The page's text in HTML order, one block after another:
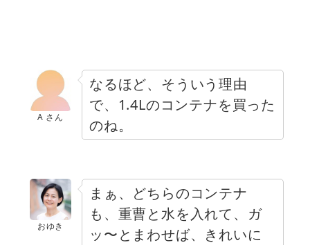
A さん
なるほど、そういう理由
で、1.4Lのコンテナを買った
のね。
おゆき
まぁ、どちらのコンテナ
も、重曹と水を入れて、ガ
ッ〜とまわせば、きれいに